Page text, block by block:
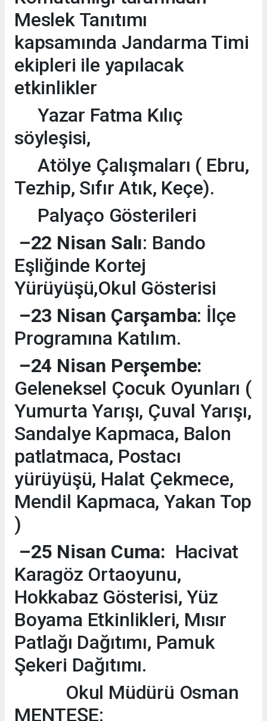
Meslek Tanıtımı
kapsamında Jandarma Timi
ekipleri ile yapılacak
etkinlikler
Yazar Fatma Kılıç
söyleşisi,
Atölye Çalışmaları ( Ebru,
Tezhip, Sıfır Atık, Keçe).
Palyaço Gösterileri
–22 Nisan Salı: Bando
Eşliğinde Kortej
Yürüyüşü,Okul Gösterisi
–23 Nisan Çarşamba: İlçe
Programına Katılım.
–24 Nisan Perşembe:
Geleneksel Çocuk Oyunları (
Yumurta Yarışı, Çuval Yarışı,
Sandalye Kapmaca, Balon
patlatmaca, Postacı
yürüyüşü, Halat Çekmece,
Mendil Kapmaca, Yakan Top
)
–25 Nisan Cuma: Hacivat
Karagöz Ortaoyunu,
Hokkabaz Gösterisi, Yüz
Boyama Etkinlikleri, Mısır
Patlağı Dağıtımı, Pamuk
Şekeri Dağıtımı.
Okul Müdürü Osman
MENTEŞE: